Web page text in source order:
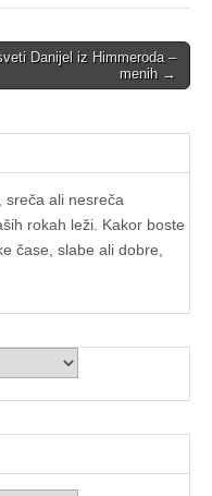
Danijel iz Himmeroda –
menih →
sreča ali nesreča
rokah leži. Kakor boste
čase, slabe ali dobre,